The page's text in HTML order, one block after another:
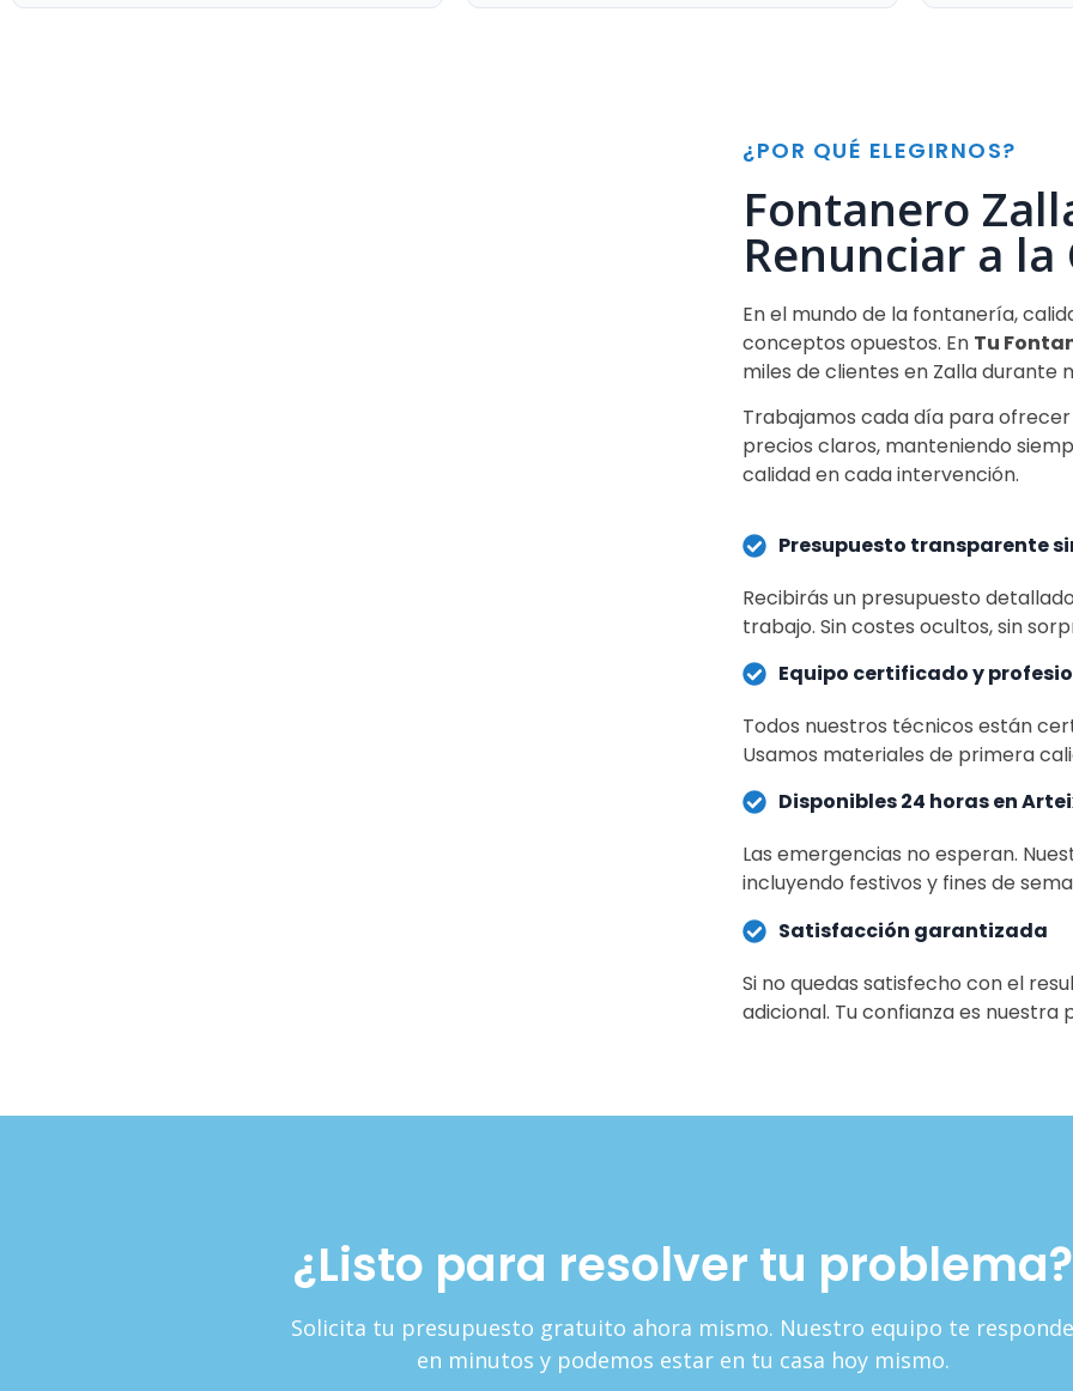
¿POR QUÉ ELEGIRNOS?
Fontanero
Renunciar a la
En el mundo de la fontanería,
conceptos opuestos. En Tu
miles de clientes en Zalla durante
Trabajamos cada día para
precios claros, manteniendo
calidad en cada intervención.
Presupuesto transparente
Recibirás un presupuesto
trabajo. Sin costes ocultos, sin
Equipo certificado y
Todos nuestros técnicos están
Usamos materiales de primera
Disponibles 24 horas en
Las emergencias no esperan.
incluyendo festivos y fines de
Satisfacción garantizada
Si no quedas satisfecho con el
adicional. Tu confianza es nuestra
¿Listo para resolver tu problema?
Solicita tu presupuesto gratuito ahora mismo. Nuestro equipo te responde
en minutos y podemos estar en tu casa hoy mismo.